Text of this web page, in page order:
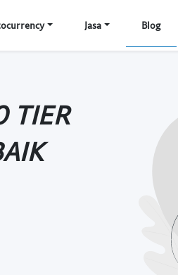
Jasa Blog
TIER